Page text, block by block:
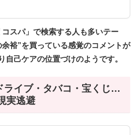
スパ」で検索する人も多いテー
裕”を買っている感覚のコメントが
自己ケアの位置づけのようです。
ライブ・タバコ・宝くじ…
実逃避